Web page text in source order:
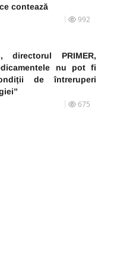
contează
992
directorul PRIMER,
nu pot fi
de întreruperi
675